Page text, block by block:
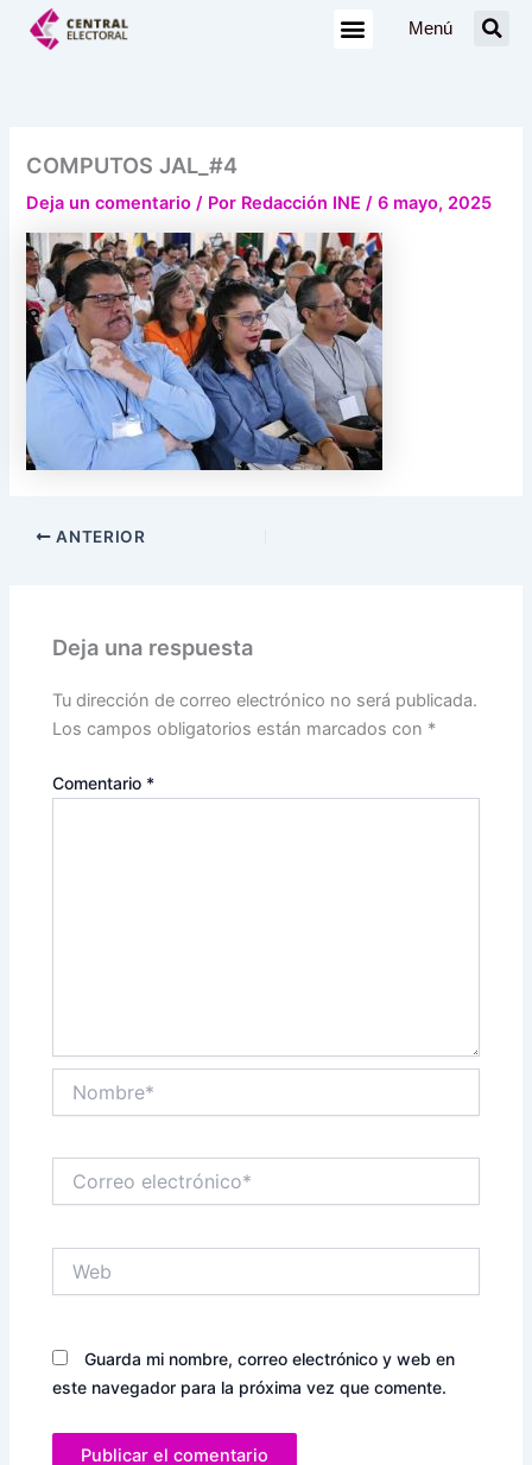
Menú
COMPUTOS JAL_#4
Deja un comentario / Por Redacción INE/6 mayo, 2025
ANTERIOR
Deja una respuesta
Tu dirección de correo electrónico no será publicada.
Los campos obligatorios están marcados con *
Comentario *
electrónico*
Guarda mi nombre, correo electrónico y web en
este navegador para la próxima vez que comente.